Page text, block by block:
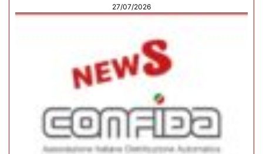
27/07/2026